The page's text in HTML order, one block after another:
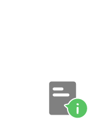
搞定英文？你沒看